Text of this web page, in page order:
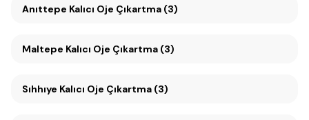
Anıttepe Kalıcı Oje Çıkartma (3)
Maltepe Kalıcı Oje Çıkartma (3)
Sıhhıye Kalıcı Oje Çıkartma (3)